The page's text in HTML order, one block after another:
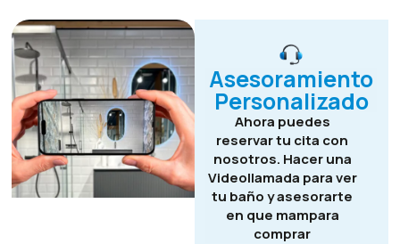
Asesoramiento
Personalizado
Ahora puedes
reservar tu cita con
nosotros. Hacer una
Videollamada para ver
tu baño y asesorarte
en que mampara
comprar